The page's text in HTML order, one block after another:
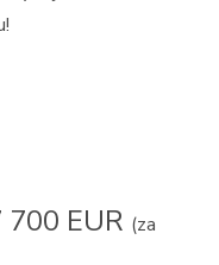
700 EUR (za